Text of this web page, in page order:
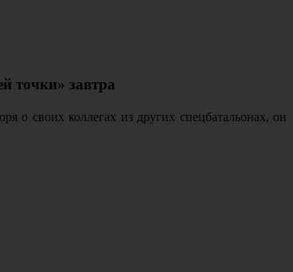
точки» завтра
о своих коллегах из других спецбатальонах, он